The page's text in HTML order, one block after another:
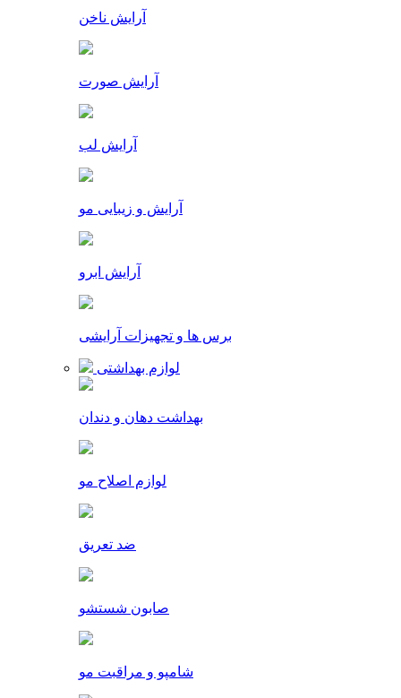
آرایش ناخن
آرایش صورت
آرایش لب
آرایش و زیبایی مو
آرایش ابرو
برس ها و تجهیزات آرایشی
لوازم بهداشتی
بهداشت دهان و دندان
لوازم اصلاح مو
ضد تعریق
صابون شستشو
شامپو و مراقبت مو